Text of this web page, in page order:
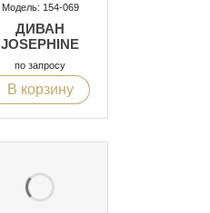
Модель: 154-069
ДИВАН
JOSEPHINE
по запросу
В корзину